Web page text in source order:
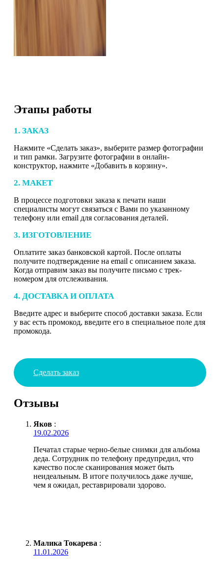
Этапы работы
1. ЗАКАЗ
Нажмите «Сделать заказ», выберите размер фотографии
и тип рамки. Загрузите фотографии в онлайн-
конструктор, нажмите «Добавить в корзину».
2. МАКЕТ
В процессе подготовки заказа к печати наши
специалисты могут связаться с Вами по указанному
телефону или email для согласования деталей.
3. ИЗГОТОВЛЕНИЕ
Оплатите заказ банковской картой. После оплаты
получите подтверждение на email с описанием заказа.
Когда отправим заказ вы получите письмо с трек-
номером для отслеживания.
4. ДОСТАВКА И ОПЛАТА
Введите адрес и выберите способ доставки заказа. Если
у вас есть промокод, введите его в специальное поле для
промокода.
Сделать заказ
Отзывы
Яков :
19.02.2026
Печатал старые черно-белые снимки для альбома
деда. Сотрудник по телефону предупредил, что
качество после сканирования может быть
неидеальным. В итоге получилось даже лучше,
чем я ожидал, реставрировали здорово.
Малика Токарева :
11.01.2026